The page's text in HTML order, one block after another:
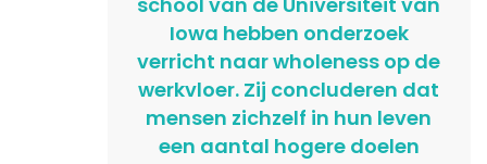
Iowa hebben onderzoek
verricht naar wholeness op de
werkvloer. Zij concluderen dat
mensen zichzelf in hun leven
een aantal hogere doelen